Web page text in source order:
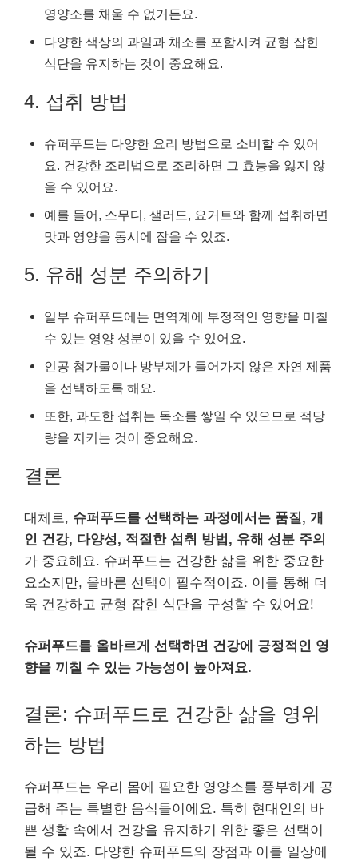
영양소를 채울 수 없거든요.
다양한 색상의 과일과 채소를 포함시켜 균형 잡힌
식단을 유지하는 것이 중요해요.
4. 섭취 방법
슈퍼푸드는 다양한 요리 방법으로 소비할 수 있어
요. 건강한 조리법으로 조리하면 그 효능을 잃지 않
을 수 있어요.
예를 들어, 스무디, 샐러드, 요거트와 함께 섭취하면
맛과 영양을 동시에 잡을 수 있죠.
5. 유해 성분 주의하기
일부 슈퍼푸드에는 면역계에 부정적인 영향을 미칠
수 있는 영양 성분이 있을 수 있어요.
인공 첨가물이나 방부제가 들어가지 않은 자연 제품
을 선택하도록 해요.
또한, 과도한 섭취는 독소를 쌓일 수 있으므로 적당
량을 지키는 것이 중요해요.
결론
대체로, 슈퍼푸드를 선택하는 과정에서는 품질, 개
인 건강, 다양성, 적절한 섭취 방법, 유해 성분 주의
가 중요해요. 슈퍼푸드는 건강한 삶을 위한 중요한
요소지만, 올바른 선택이 필수적이죠. 이를 통해 더
욱 건강하고 균형 잡힌 식단을 구성할 수 있어요!
슈퍼푸드를 올바르게 선택하면 건강에 긍정적인 영
향을 끼칠 수 있는 가능성이 높아져요.
결론: 슈퍼푸드로 건강한 삶을 영위
하는 방법
슈퍼푸드는 우리 몸에 필요한 영양소를 풍부하게 공
급해 주는 특별한 음식들이에요. 특히 현대인의 바
쁜 생활 속에서 건강을 유지하기 위한 좋은 선택이
될 수 있죠. 다양한 슈퍼푸드의 장점과 이를 일상에